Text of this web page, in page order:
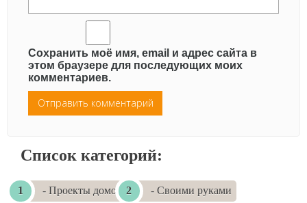
Сохранить моё имя, email и адрес сайта в
этом браузере для последующих моих
комментариев.
Список категорий:
- Проекты домов - Своими руками